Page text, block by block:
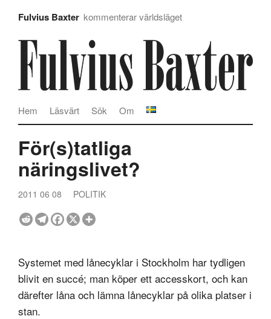
Fulvius Baxter kommenterar världsläget
Om
Sök
Läsvärt
Hem
För(s)tatliga
näringslivet?
2011 06 08 POLITIK
Systemet med lånecyklar i Stockholm har tydligen
blivit en succé; man köper ett accesskort, och kan
därefter låna och lämna lånecyklar på olika platser i
stan.